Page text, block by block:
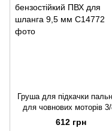
Груша для підкачки
для човнових моторів 3/
C14772 бензостійкий ПВХ
шланга 9,5 мм
612 грн